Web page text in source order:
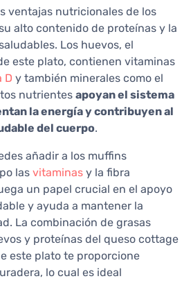
ventajas nutricionales de los
alto contenido de proteínas y la
Los huevos, el
este plato, contienen vitaminas
D y también minerales como el
nutrientes apoyan el sistema
la energía y contribuyen al
del cuerpo.
añadir a los muffins
las vitaminas y la fibra
un papel crucial en el apoyo
y ayuda a mantener la
La combinación de grasas
y proteínas del queso cottage
este plato te proporcione
lo cual es ideal